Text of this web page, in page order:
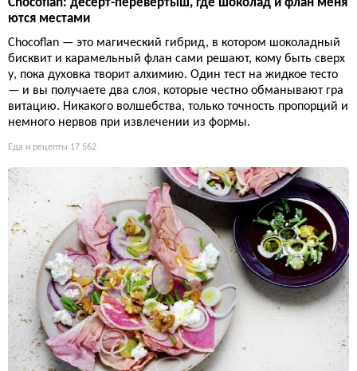
Chocoflan: десерт-перевёртыш, где шоколад и флан меня
ются местами
Chocoflan — это магический гибрид, в котором шоколадный
бисквит и карамельный флан сами решают, кому быть сверх
у, пока духовка творит алхимию. Один тест на жидкое тесто
— и вы получаете два слоя, которые честно обманывают гра
витацию. Никакого волшебства, только точность пропорций и
немного нервов при извлечении из формы.
Еда и рецепты 17 562